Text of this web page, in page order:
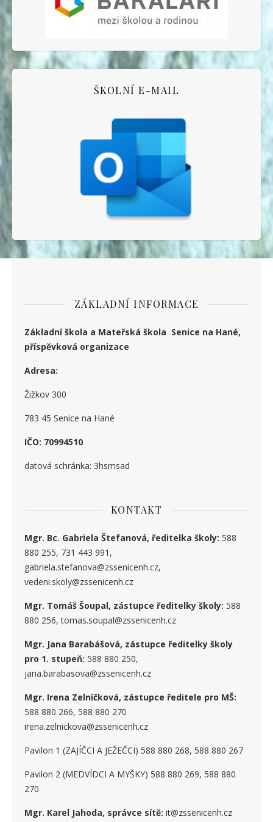
ŠKOLNÍ E-MAIL
ZÁKLADNÍ INFORMACE
Základní škola a Mateřská škola Senice na Hané,
příspěvková organizace
Adresa:
Žižkov 300
783 45 Senice na Hané
IČO: 70994510
datová schránka: 3hsmsad
KONTAKT
Mgr. Bc. Gabriela Štefanová, ředitelka školy: 588
880 255, 731 443 991,
gabriela.stefanova@zssenicenh.cz,
vedeni.skoly@zssenicenh.cz
Mgr. Tomáš Šoupal, zástupce ředitelky školy: 588
880 256, tomas.soupal@zssenicenh.cz
Mgr. Jana Barabášová, zástupce ředitelky školy
pro 1. stupeň: 588 880 250,
jana.barabasova@zssenicenh.cz
Mgr. Irena Zelníčková, zástupce ředitele pro MŠ:
588 880 266, 588 880 270
irena.zelnickova@zssenicenh.cz
Pavilon 1 (ZAJÍČCI A JEŽEČCI) 588 880 268, 588 880 267
Pavilon 2 (MEDVÍDCI A MYŠKY) 588 880 269, 588 880
270
Mgr. Karel Jahoda, správce sítě: it@zssenicenh.cz